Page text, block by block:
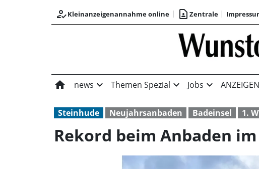
how_to_regKleinanzeigenannahme online contact_page Zentrale
home news expand_more Themen Spezial expand_more Jobs expand_more ANZEIGEN
Steinhude Neujahrsanbaden Badeinsel 1.
Rekord beim Anbaden